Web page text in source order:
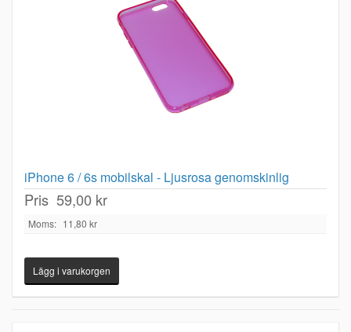
iPhone 6 / 6s mobilskal - Ljusrosa genomskinlig
Pris 59,00 kr
Moms: 11,80 kr